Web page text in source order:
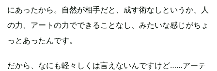
にあったから。自然が相手だと、成す術なしというか、人
の力、アートの力でできることなし、みたいな感じがちょ
っとあったんです。
だから、なにも軽々しくは言えないんですけど……アーテ